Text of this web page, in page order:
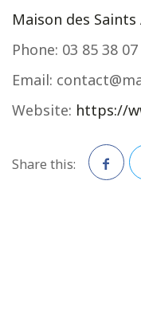
Maison des Saints
Phone: 03 85 38
Email:
Website: https://
Share this: